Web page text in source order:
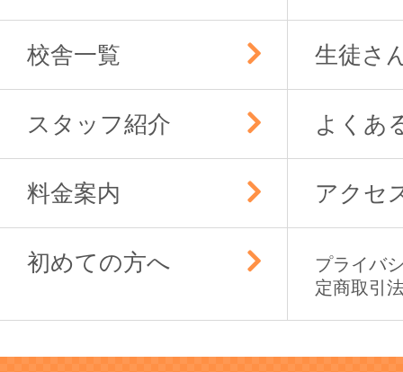
校舎一覧 生徒さ
スタッフ紹介 よくあ
料金案内 アクセ
初めての方へ
プライバ
定商取引